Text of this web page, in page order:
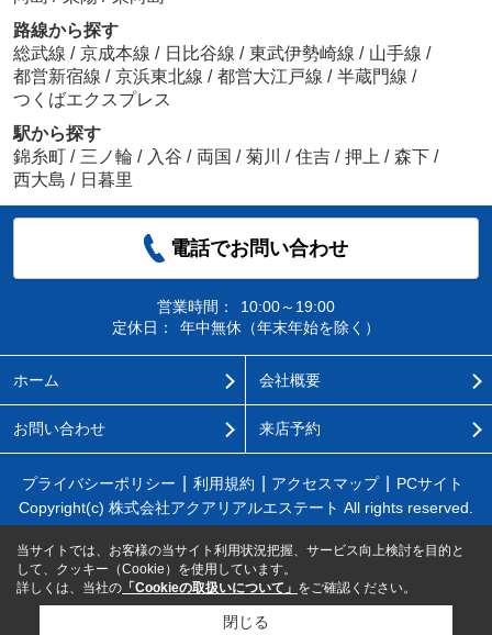
路線から探す
総武線 / 京成本線 / 日比谷線 / 東武伊勢崎線 / 山手線 /
都営新宿線 / 京浜東北線 / 都営大江戸線 / 半蔵門線 /
つくばエクスプレス
駅から探す
錦糸町 / 三ノ輪 / 入谷 / 両国 / 菊川 / 住吉 / 押上 / 森下 /
西大島 / 日暮里
電話でお問い合わせ
営業時間：
10:00～19:00
定休日：
年中無休（年末年始を除く）
ホーム 会社概要
お問い合わせ 来店予約
プライバシーポリシー 利用規約 アクセスマップ
PCサイト
Copyright(c) 株式会社アクアリアルエステート All rights reserved.
当サイトでは、お客様の当サイト利用状況把握、サービス向上検討を目的と
して、クッキー（Cookie）を使用しています。
詳しくは、当社の 「Cookieの取扱いについて」 をご確認ください。
閉じる